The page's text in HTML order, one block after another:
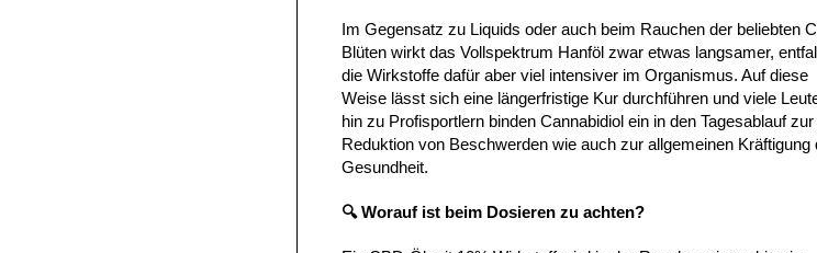
Im Gegensatz zu Liquids oder auch beim Rauchen der beliebten
Blüten wirkt das Vollspektrum Hanföl zwar etwas langsamer,
die Wirkstoffe dafür aber viel intensiver im Organismus. Auf diese
Weise lässt sich eine längerfristige Kur durchführen und viele
hin zu Profisportlern binden Cannabidiol ein in den Tagesablauf zur
Reduktion von Beschwerden wie auch zur allgemeinen Kräftigung
Gesundheit.
🔍 Worauf ist beim Dosieren zu achten?